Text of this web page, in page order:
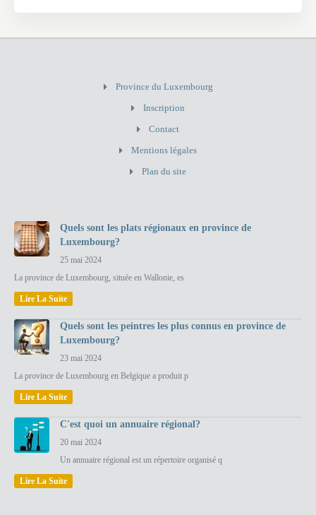
Province du Luxembourg
Inscription
Contact
Mentions légales
Plan du site
Quels sont les plats régionaux en province de
Luxembourg?
25 mai 2024
La province de Luxembourg, située en Wallonie, es
Lire La Suite
Quels sont les peintres les plus connus en province de
Luxembourg?
23 mai 2024
La province de Luxembourg en Belgique a produit p
Lire La Suite
C'est quoi un annuaire régional?
20 mai 2024
Un annuaire régional est un répertoire organisé q
Lire La Suite